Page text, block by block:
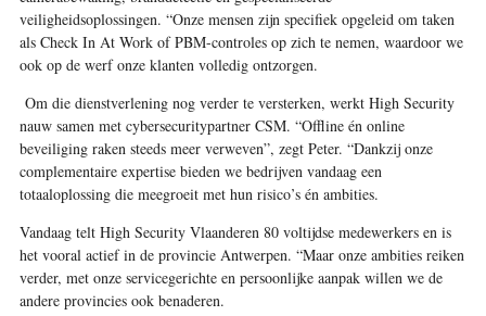
veiligheidsoplossingen. “Onze mensen zijn specifiek opgeleid om taken
als Check In At Work of PBM-controles op zich te nemen, waardoor we
ook op de werf onze klanten volledig ontzorgen.
Om die dienstverlening nog verder te versterken, werkt High Security
nauw samen met cybersecuritypartner CSM. “Offline én online
beveiliging raken steeds meer verweven”, zegt Peter. “Dankzij onze
complementaire expertise bieden we bedrijven vandaag een
totaaloplossing die meegroeit met hun risico’s én ambities.
Vandaag telt High Security Vlaanderen 80 voltijdse medewerkers en is
het vooral actief in de provincie Antwerpen. “Maar onze ambities reiken
verder, met onze servicegerichte en persoonlijke aanpak willen we de
andere provincies ook benaderen.